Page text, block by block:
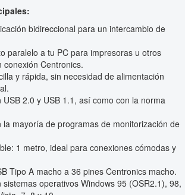
bidireccional para un intercambio de
paralelo a tu PC para impresoras u otros
conexión Centronics.
y rápida, sin necesidad de alimentación
USB 2.0 y USB 1.1, así como con la norma
la mayoría de programas de monitorización de
1 metro, ideal para conexiones cómodas y
Tipo A macho a 36 pines Centronics macho.
sistemas operativos Windows 95 (OSR2.1), 98,